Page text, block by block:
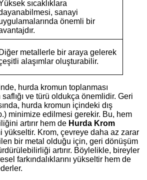
sıcaklıklara
sanayi
önemli bir
Diğer metallerle bir araya gelerek
alaşımlar oluşturabilir.
hurda kromun toplanması
ve türü oldukça önemlidir. Geri
hurda kromun içindeki dış
minimize edilmesi gerekir. Bu, hem
artırır hem de Hurda Krom
yükseltir. Krom, çevreye daha az zarar
bir metal olduğu için, geri dönüşüm
artırır. Böylelikle, bireyler
farkındalıklarını yükseltir hem de